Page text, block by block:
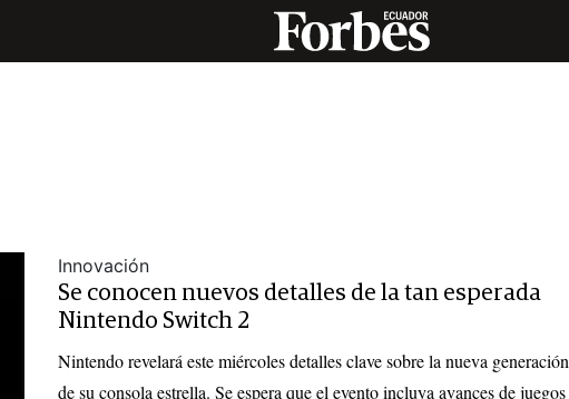
Innovación
Se conocen nuevos detalles de la tan esperada
Nintendo Switch 2
Nintendo revelará este miércoles detalles clave sobre la nueva generación
de su consola estrella. Se espera que el evento incluya avances de juegos